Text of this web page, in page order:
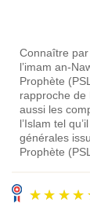
Connaître
l’imam an-
Prophète
rapproche de
aussi les
l’Islam tel
générales
Prophète